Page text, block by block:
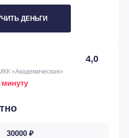
ДЕНЬГИ
4,0
«Академическая»
30000 ₽